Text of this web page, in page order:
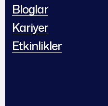
Bloglar
Kariyer
Etkinlikler